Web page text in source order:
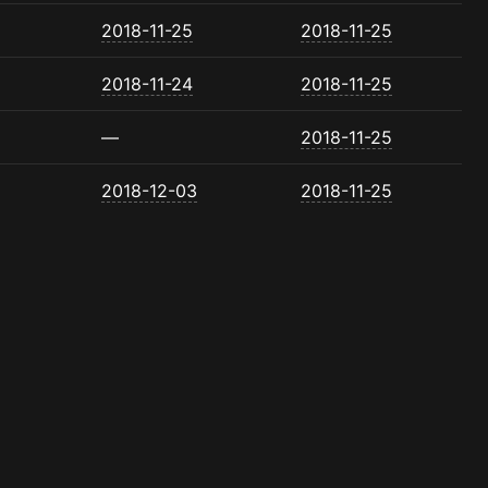
2018-11-25 2018-11-25
2018-11-24 2018-11-25
— 2018-11-25
2018-12-03 2018-11-25